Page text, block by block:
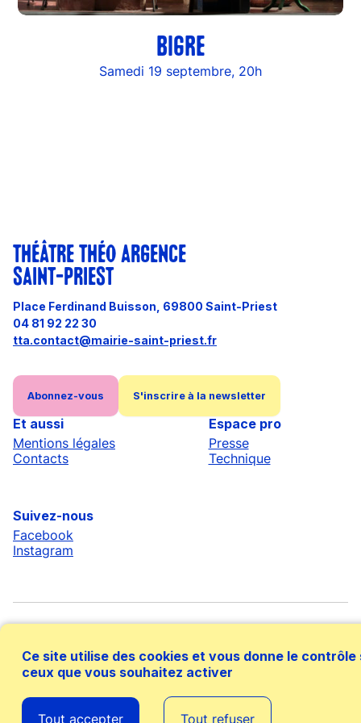
BIGRE
Samedi 19 septembre, 20h
THÉÂTRE THÉO ARGENCE
SAINT-PRIEST
Place Ferdinand Buisson, 69800 Saint-Priest
04 81 92 22 30
tta.contact@mairie-saint-priest.fr
Abonnez-vous S'inscrire à la newsletter
Et aussi
Mentions légales
Contacts
Espace pro
Presse
Technique
Suivez-nous
Facebook
Instagram
Avec le soutien financier de
Ce site utilise des cookies et vous donne le contrôle
ceux que vous souhaitez activer
Tout accepter Tout refuser